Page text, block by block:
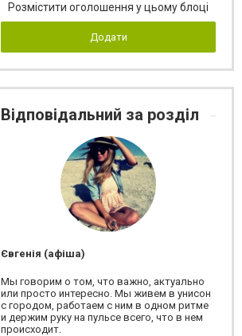
Розмістити оголошення у цьому блоці
Додати
Відповідальний за розділ
Євгенія (афіша)
Мы говорим о том, что важно, актуально
или просто интересно. Мы живем в унисон
с городом, работаем с ним в одном ритме
и держим руку на пульсе всего, что в нем
происходит.